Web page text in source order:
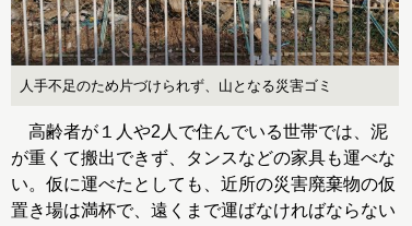
人手不足のため片づけられず、山となる災害ゴミ
高齢者が１人や2人で住んでいる世帯では、泥
が重くて搬出できず、タンスなどの家具も運べな
い。仮に運べたとしても、近所の災害廃棄物の仮
置き場は満杯で、遠くまで運ばなければならない